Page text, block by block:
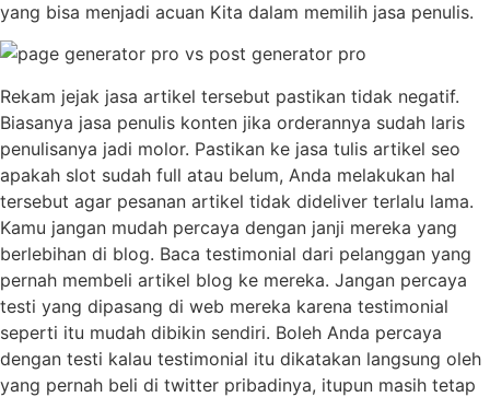
yang bisa menjadi acuan Kita dalam memilih jasa penulis.
Rekam jejak jasa artikel tersebut pastikan tidak negatif.
Biasanya jasa penulis konten jika orderannya sudah laris
penulisanya jadi molor. Pastikan ke jasa tulis artikel seo
apakah slot sudah full atau belum, Anda melakukan hal
tersebut agar pesanan artikel tidak dideliver terlalu lama.
Kamu jangan mudah percaya dengan janji mereka yang
berlebihan di blog. Baca testimonial dari pelanggan yang
pernah membeli artikel blog ke mereka. Jangan percaya
testi yang dipasang di web mereka karena testimonial
seperti itu mudah dibikin sendiri. Boleh Anda percaya
dengan testi kalau testimonial itu dikatakan langsung oleh
yang pernah beli di twitter pribadinya, itupun masih tetap